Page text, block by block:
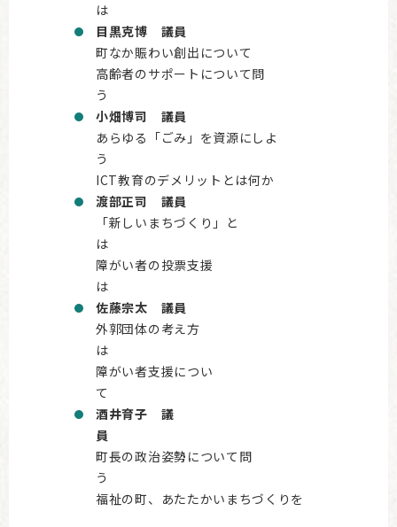
目黒克博 議員
町なか賑わい創出について
高齢者のサポートについて問
小畑博司 議員
あらゆる「ごみ」を資源にしよ
ICT教育のデメリットとは何か
渡部正司 議員
「新しいまちづくり」と
障がい者の投票支援
佐藤宗太 議員
外郭団体の考え方
障がい者支援につい
酒井育子 議
町長の政治姿勢について問
福祉の町、あたたかいまちづくりを